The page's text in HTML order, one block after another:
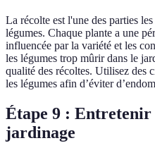
La récolte est l'une des parties
légumes. Chaque plante a une
influencée par la variété et les
les légumes trop mûrir dans le
qualité des récoltes. Utilisez des
les légumes afin d’éviter
Étape 9 : Entretenir
jardinage